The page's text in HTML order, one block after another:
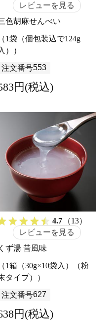
レビューを見る
色胡麻せんべい
（1袋（個包装込で124g
））
注文番号553
円(税込)
4.7
（13）
レビューを見る
くず湯 昔風味
（1箱（30g×10袋入）（粉
タイプ））
注文番号627
円(税込)